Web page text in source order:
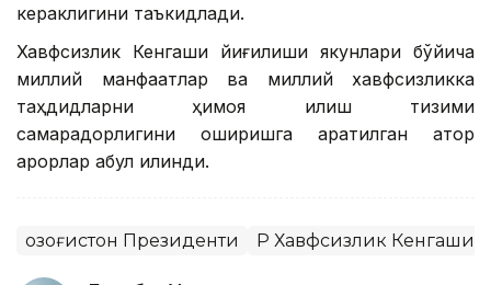
кераклигини таъкидлади.
Хавфсизлик Кенгаши йиғилиши якунлари бўйича
миллий манфаатлар ва миллий хавфсизликка
таҳдидларни ҳимоя қилиш тизими
самарадорлигини оширишга қаратилган қатор
қарорлар қабул қилинди.
Қозоғистон Президенти ҚР Хавфсизлик Кенгаши